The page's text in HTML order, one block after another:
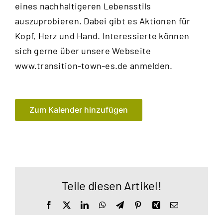
eines nachhaltigeren Lebensstils
auszuprobieren. Dabei gibt es Aktionen für
Kopf, Herz und Hand. Interessierte können
sich gerne über unsere Webseite
www.transition-town-es.de anmelden.
Zum Kalender hinzufügen
Teile diesen Artikel!
Facebook LinkedInWhatsApp
TelegramPinterestXingE-